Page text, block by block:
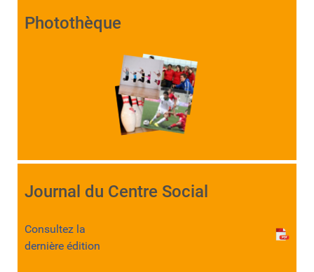
Photothèque
Journal du Centre Social
Consultez la
dernière édition